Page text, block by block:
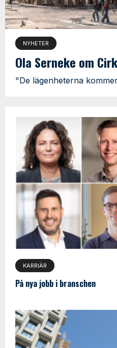
NYHETER
Ola Serneke om
"De lägenheterna
KARRIÄR
På nya jobb i branschen